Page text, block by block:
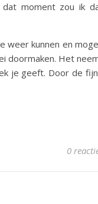
moment zou ik
weer kunnen en
doormaken. Het
je geeft. Door de
0